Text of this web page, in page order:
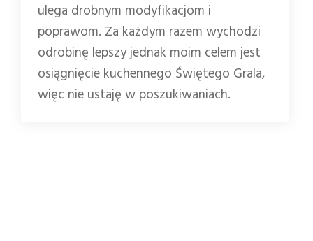
ulega drobnym modyfikacjom i
poprawom. Za każdym razem wychodzi
odrobinę lepszy jednak moim celem jest
osiągnięcie kuchennego Świętego Grala,
więc nie ustaję w poszukiwaniach.